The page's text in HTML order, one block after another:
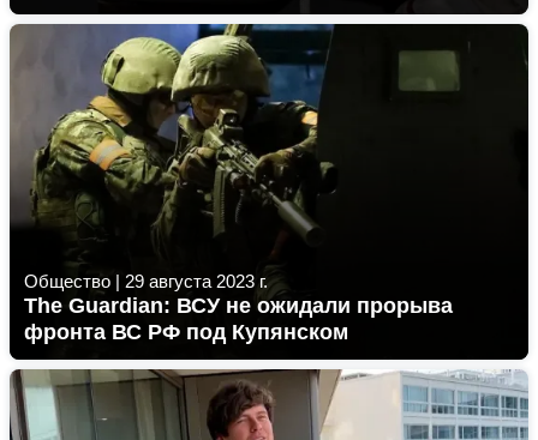
Общество | 29 августа 2023 г.
The Guardian: ВСУ не ожидали прорыва
фронта ВС РФ под Купянском